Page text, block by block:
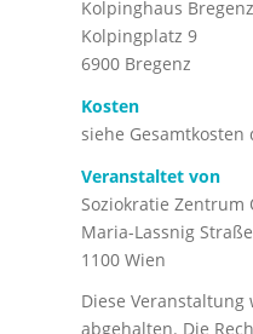
Kolpinghaus Bregenz
Kolpingplatz 9
6900 Bregenz
Kosten
siehe Gesamtkosten
Veranstaltet von
Soziokratie Zentrum
Maria-Lassnig
1100 Wien
Diese
abgehalten. Die